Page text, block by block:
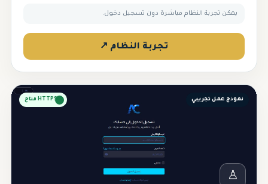
يمكن تجربة النظام مباشرة دون تسجيل دخول.
تجربة النظام ↗
نموذج عمل تجريبي HTTPS متاح
♙